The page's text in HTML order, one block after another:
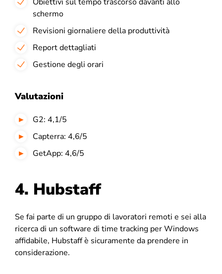
schermo
Revisioni giornaliere della produttività
Report dettagliati
Gestione degli orari
Valutazioni
G2: 4,1/5
Capterra: 4,6/5
GetApp: 4,6/5
4. Hubstaff
Se fai parte di un gruppo di lavoratori remoti e sei alla
ricerca di un software di time tracking per Windows
affidabile, Hubstaff è sicuramente da prendere in
considerazione.